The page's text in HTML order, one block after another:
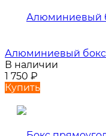
Алюминиевый бокс
В наличии
1 750 ₽
Купить